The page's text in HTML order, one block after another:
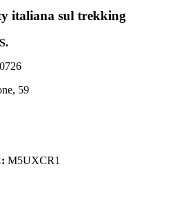
italiana sul trekking
59
M5UXCR1